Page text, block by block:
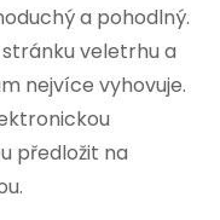
a pohodlný.
veletrhu a
nejvíce vyhovuje.
předložit na